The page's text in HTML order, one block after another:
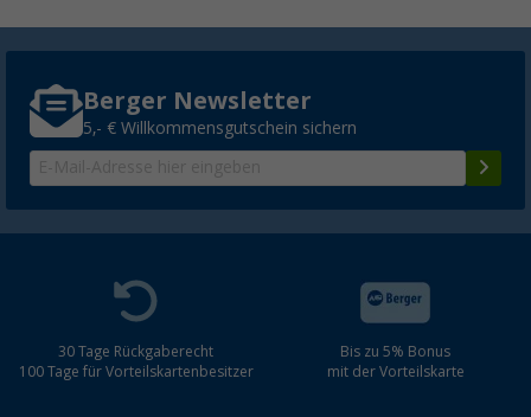
Berger Newsletter
5,- € Willkommensgutschein sichern
30 Tage Rückgaberecht
100 Tage für Vorteilskartenbesitzer
Bis zu 5% Bonus
mit der Vorteilskarte